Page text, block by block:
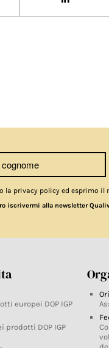
la privacy policy ed esprimo
iscrivermi alla newsletter
europei DOP IGP
prodotti DOP IGP